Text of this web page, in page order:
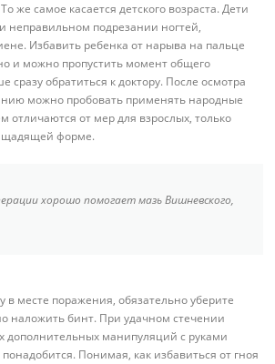
же самое касается детского возраста. Дети
неправильном подрезании ногтей,
Избавить ребенка от нарыва на пальце
и можно пропустить момент общего
обратиться к доктору. После осмотра
можно пробовать применять народные
отличаются от мер для взрослых, только
щадящей форме.
хорошо помогает мазь Вишневского,
в месте поражения, обязательно уберите
наложить бинт. При удачном стечении
дополнительных манипуляций с руками
Понимая, как избавиться от гноя